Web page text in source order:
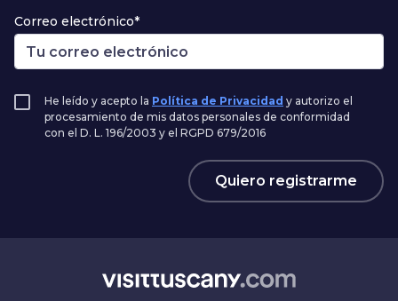
Correo electrónico*
He leído y acepto la Política de Privacidad y autorizo el
procesamiento de mis datos personales de conformidad
con el D. L. 196/2003 y el RGPD 679/2016
Quiero registrarme